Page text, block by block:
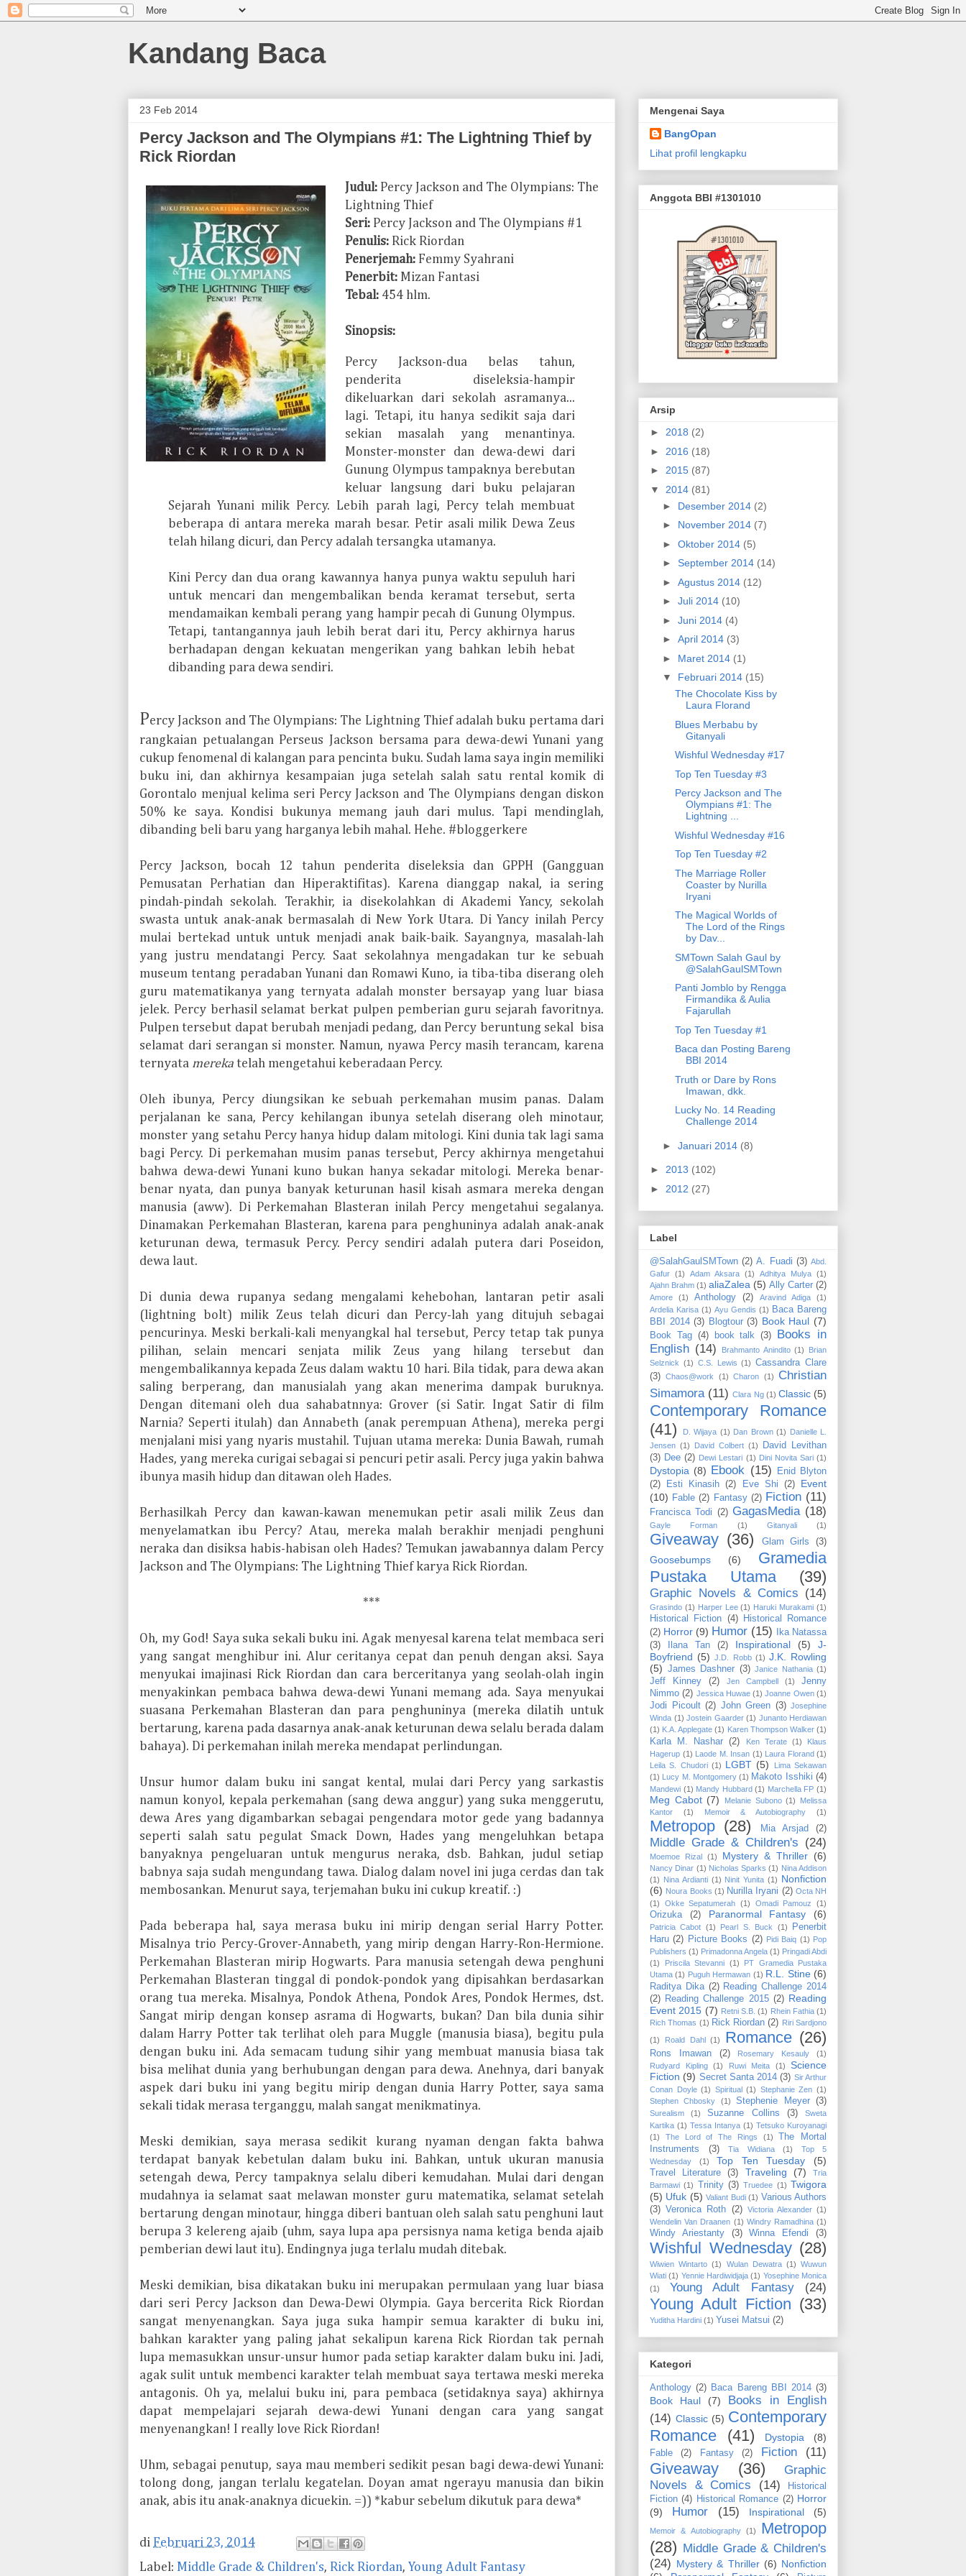
Kandang Baca
23 Feb 2014
Percy Jackson and The Olympians #1: The Lightning Thief by
Rick Riordan
Judul: Percy Jackson and The Olympians: The
Lightning Thief
Seri: Percy Jackson and The Olympians #1
Penulis: Rick Riordan
Penerjemah: Femmy Syahrani
Penerbit: Mizan Fantasi
Tebal: 454 hlm.
Sinopsis:
Percy Jackson-dua belas tahun,
penderita diseleksia-hampir
dikeluarkan dari sekolah asramanya...
lagi. Tetapi, itu hanya sedikit saja dari
sekian masalah yang menantinya.
Monster-monster dan dewa-dewi dari
Gunung Olympus tampaknya berebutan
keluar langsung dari buku pelajaran
Sejarah Yunani milik Percy. Lebih parah lagi, Percy telah membuat
beberapa di antara mereka marah besar. Petir asali milik Dewa Zeus
telah hilang dicuri, dan Percy adalah tersangka utamanya.
Kini Percy dan dua orang kawannya hanya punya waktu sepuluh hari
untuk mencari dan mengembalikan benda keramat tersebut, serta
mendamaikan kembali perang yang hampir pecah di Gunung Olympus.
Tetapi, tantangannya jauh lebih berat dari itu, Percy akhirnya harus
berhadapan dengan kekuatan mengerikan yang bahkan lebih hebat
dibanding para dewa sendiri.
Percy Jackson and The Olympians: The Lightning Thief adalah buku pertama dari
rangkaian petualangan Perseus Jackson bersama para dewa-dewi Yunani yang
cukup fenomenal di kalangan para pencinta buku. Sudah lama saya ingin memiliki
buku ini, dan akhirnya kesampaian juga setelah salah satu rental komik di
Gorontalo menjual kelima seri Percy Jackson and The Olympians dengan diskon
50% ke saya. Kondisi bukunya memang jauh dari mulus. Tapi mendinglah,
dibanding beli baru yang harganya lebih mahal. Hehe. #bloggerkere
Percy Jackson, bocah 12 tahun penderita diseleksia dan GPPH (Gangguan
Pemusatan Perhatian dan Hiperaktifitas). Karena dianggap nakal, ia sering
pindah-pindah sekolah. Terakhir, ia disekolahkan di Akademi Yancy, sekolah
swasta untuk anak-anak bermasalah di New York Utara. Di Yancy inilah Percy
mulai bertekad untuk untuk menjadi anak baik-baik. Sayangnya, masalah-lah
yang justru mendatangi Percy. Saat sekolahnya mengadakan tur ke sebuah
museum tentang peradaban Yunani dan Romawi Kuno, ia tiba-tiba diserang oleh
guru matematikanya yang ternyata adalah monster bersayap yang luar biasa
jelek. Percy berhasil selamat berkat pulpen pemberian guru sejarah favoritnya.
Pulpen tersebut dapat berubah menjadi pedang, dan Percy beruntung sekal bisa
selamat dari serangan si monster. Namun, nyawa Percy masih terancam, karena
ternyata mereka telah mengetahui keberadaan Percy.
Oleh ibunya, Percy diungsikan ke sebuah perkemahan musim panas. Dalam
perjalanan ke sana, Percy kehilangan ibunya setelah diserang oleh minotaur,
monster yang setahu Percy hanya hidup dalam mitologi. Kini dunia tak lagi sama
bagi Percy. Di perkemahan musim panas tersebut, Percy akhirnya mengetahui
bahwa dewa-dewi Yunani kuno bukan hanya sekadar mitologi. Mereka benar-
benar nyata, dan punya banyak keturunan hasil kisah asmara mereka dengan
manusia (aww). Di Perkemahan Blasteran inilah Percy mengetahui segalanya.
Dinamakan Perkemahan Blasteran, karena para penghuninya adalah anak-anak
keturunan dewa, termasuk Percy. Percy sendiri adalah putera dari Poseidon,
dewa laut.
Di dunia dewa rupanya sedang mengalami kehebohan, lantaran petir asali
(lightning bolt) milik Zeus telah dicuri dan Percy-lah yang ditujuh sebagai
pencurinya. Meski berkali-kali menyangkal hal tersebut, Percy tetap tak punya
pilihan, selain mencari senjata milik Zeus yang hilang tersebut dan
mengembalikannya kepada Zeus dalam waktu 10 hari. Bila tidak, para dewa akan
saling berperang, dan manusialah yang akan menerima dampak buruknya.
Dengan ditemani oleh dua sahabatnnya: Grover (si Satir. Ingat Satir di film
Narnia? Seperti itulah) dan Annabeth (anak perempuan Athena), mereka pergi
menjalani misi yang nyaris mustahil. Tujuan utama mereka: Dunia Bawah, rumah
Hades, yang mereka curigai sebagai si pencuri petir asali. Percy juga yakin bahwa
ibunya masih hidup dan ditawan oleh Hades.
Berhasilkah Percy dan kawan-kawan menemukan petir asali milik Zeus dan
menyelamatkan ibu Percy? Atau, mereka malah berakhir menjadi penghuni
neraka dan disiksa habis-habisan oleh Hades? Temukan jawabannya dalam Percy
Jackson and The Olympians: The Lightning Thief karya Rick Riordan.
***
Oh, my God! Saya suka sekali buku ini. Agak menyesal karena telat membaca seri
yang sangat menghibur ini. Alur ceritanya cepat dan penuh dengan aksi. Saya
menyukai imajinasi Rick Riordan dan cara berceritanya yang seolah-olah ingin
menyakinkan pembaca bahwa dewa-dewi Yunani memang ada. Saya menyukai
suasana Perkemahan Blasteran dan para penghuninya (mereka dilatih untuk
bertarung, karena pada dasarnya anak-anak keturunan dewa selalu berada dalam
bahaya). Di perkemahan inilah mereka mendapat perlindungan.
Unsur humor dalam buku ini sangat kental, mulai dari Percy yang sarkastis
namun konyol, kepala perkemahan (sang dewa anggur) yang suka menggerutu,
dewa Ares yang digambarkan sebagai pengendara motor gede yang badannya
seperti salah satu pegulat Smack Down, Hades yang mengeluhkan betapa
banyaknya pengeluaran untuk mengurus neraka, dsb. Bahkan, judul setiap
babnya saja sudah mengundang tawa. Dialog dalam novel ini juga cerdas dan tak
membosankan. Menurut saya, terjemahan buku ini cukup kreatif. :)
Pada beberapa hal, saya merasa buku ini mirip dengan serial Harry Potter.
Misalnya trio Percy-Grover-Annabeth, yang mirip dengan Harry-Ron-Hermione.
Perkemahan Blasteran mirip Hogwarts. Para manusia setengah dewa penghuni
Perkemahan Blasteran tinggal di pondok-pondok yang dipisahkan berdasarkan
orang tua mereka. Misalnya, Pondok Athena, Pondok Ares, Pondok Hermes, dst.
Sangat mirip dengan konsep asrama di Hogwarts, bukan? Dan bila dunia sihir
dalam Harry Potter tak terlihat oleh para Muggle (manusia biasa), begitu pula
dengan buku ini. Ada semacam tudung sihir yang membuat manusia biasa tak
bisa melihat dunia yang berhubungan dengan para dewa. Anehnya, dari banyak
aspek dari buku ini yang begitu mirip dengan dunia Harry Potter, saya sama
sekali tidak merasa terganggu, malah sangat menikmatinya.
Meski demikian, saya merasa sedikit kurang nyaman dengan fakta bahwa
terdapat banyak kebetulan dalam buku ini. Bahkan, untuk ukuran manusia
setengah dewa, Percy tampaknya selalu diberi kemudahan. Mulai dari dengan
mudahnya ia selamat saat melawan monster guru matematika, selamat setelah
bertarung dengan minotaur, hingga diberi bantuan oleh salah satu penghuni laut
berupa 3 kelereng ajaib (uhm, saya lupa apa persisnya nama ketiga benda ajaib
pemberian dewi laut itu). Endingnya juga terlalu mudah ditebak.
Meski demikian, bisa dikatakan buku ini merupakan permulaan yang luar biasa
dari seri Percy Jackson dan Dewa-Dewi Olympia. Gaya bercerita Rick Riordan
sangat menyenangkan. Saya juga suka hampir semua karakter di buku ini,
bahkan karakter yang paling jahat sekalipun karena Rick Riordan tak pernah
lupa memasukkan unsur-unsur humor pada setiap karakter dalam buku ini. Jadi,
agak sulit untuk membenci karakter telah membuat saya tertawa meski mereka
antagonis. Oh ya, melalui buku ini, para pembaca (setidaknya saya) akhirnya
dapat mempelajari sejarah dewa-dewi Yunani dengan cara yang sangat
menyenangkan! I really love Rick Riordan!
Uhm, sebagai penutup, saya mau memberi sedikit pesan bagi dewa-dewi Yunani:
tolong dong, jangan terlalu kegatelan. Doyan amat ngerayu manusia dan bikin
anak, abis itu anak-anaknya dicuekin. =)) *kabur sebelum dikutuk para dewa*
di Februari 23, 2014
Label: Middle Grade & Children's, Rick Riordan, Young Adult Fantasy
Mengenai Saya
BangOpan
Lihat profil lengkapku
Anggota BBI #1301010
Arsip
► 2018 (2)
► 2016 (18)
► 2015 (87)
▼ 2014 (81)
► Desember 2014 (2)
► November 2014 (7)
► Oktober 2014 (5)
► September 2014 (14)
► Agustus 2014 (12)
► Juli 2014 (10)
► Juni 2014 (4)
► April 2014 (3)
► Maret 2014 (1)
▼ Februari 2014 (15)
The Chocolate Kiss by
Laura Florand
Blues Merbabu by
Gitanyali
Wishful Wednesday #17
Top Ten Tuesday #3
Percy Jackson and The
Olympians #1: The
Lightning ...
Wishful Wednesday #16
Top Ten Tuesday #2
The Marriage Roller
Coaster by Nurilla
Iryani
The Magical Worlds of
The Lord of the Rings
by Dav...
SMTown Salah Gaul by
@SalahGaulSMTown
Panti Jomblo by Rengga
Firmandika & Aulia
Fajarullah
Top Ten Tuesday #1
Baca dan Posting Bareng
BBI 2014
Truth or Dare by Rons
Imawan, dkk.
Lucky No. 14 Reading
Challenge 2014
► Januari 2014 (8)
► 2013 (102)
► 2012 (27)
Label
@SalahGaulSMTown (2) A. Fuadi (3) Abd.
Gafur (1) Adam Aksara (1) Adhitya Mulya (1)
Ajahn Brahm (1) aliaZalea (5) Ally Carter (2)
Amore (1) Anthology (2) Aravind Adiga
(1)
Ardelia Karisa (1) Ayu Gendis (1) Baca Bareng
BBI 2014 (3) Blogtour (3) Book Haul (7)
Book Tag (4) book talk (3)
Books in
English (14) Brahmanto Anindito (1)
Brian
Selznick (1) C.S. Lewis (1)
Cassandra Clare
(3)
Chaos@work (1) Charon (1)
Christian
Simamora (11) Clara Ng (1) Classic (5)
Contemporary Romance
(41)
D. Wijaya (1) Dan Brown (1) Danielle L.
Jensen (1) David Colbert (1)
David Levithan
(3) Dee (2) Dewi Lestari (1) Dini Novita Sari (1)
Dystopia (8) Ebook (15)
Enid Blyton
(2)
Esti Kinasih (2) Eve Shi (2)
Event
(10) Fable (2) Fantasy (2) Fiction (11)
Francisca Todi (2) GagasMedia (18)
Gayle Forman (1) Gitanyali (1)
Giveaway (36) Glam Girls (3)
Goosebumps (6)
Gramedia
Pustaka Utama
(39)
Graphic Novels & Comics (14)
Grasindo (1) Harper Lee (1) Haruki Murakami (1)
Historical Fiction (4)
Historical Romance
(2) Horror (9) Humor (15)
Ika Natassa
(3)
Ilana Tan (2) Inspirational (5)
J-
Boyfriend (5) J.D. Robb (1) J.K. Rowling
(5) James Dashner (3) Janice Nathania (1)
Jeff Kinney (2) Jen Campbell (1)
Jenny
Nimmo (2) Jessica Huwae (1) Joanne Owen (1)
Jodi Picoult (2) John Green (3) Josephine
Winda (1) Jostein Gaarder (1) Junanto Herdiawan
(1) K.A. Applegate (1) Karen Thompson Walker (1)
Karla M. Nashar (2) Ken Terate (1)
Klaus
Hagerup (1) Laode M. Insan (1) Laura Florand (1)
Leila S. Chudori (1) LGBT (5)
Lima Sekawan
(1) Lucy M. Montgomery (1) Makoto Isshiki (4)
Mandewi (1) Mandy Hubbard (1) Marchella FP (1)
Meg Cabot (7) Melanie Subono (1)
Melissa
Kantor
(1) Memoir & Autobiography (1)
Metropop (28) Mia Arsjad (2)
Middle Grade & Children's (24)
Moemoe Rizal (1) Mystery & Thriller (6)
Nancy Dinar (1) Nicholas Sparks (1) Nina Addison
(1) Nina Ardianti (1) Ninit Yunita (1) Nonfiction
(6) Noura Books (1) Nurilla Iryani (2) Octa NH
(1)
Okke Sepatumerah (1) Omadi Pamouz (1)
Orizuka (2) Paranormal Fantasy (6)
Patricia Cabot (1) Pearl S. Buck (1)
Penerbit
Haru (2) Picture Books (2) Pidi Baiq (1) Pop
Publishers (1) Primadonna Angela (1) Pringadi Abdi
(1)
Priscila Stevanni (1)
PT Gramedia Pustaka
Utama (1) Puguh Hermawan (1) R.L. Stine (6)
Raditya Dika (2) Reading Challenge 2014
(2) Reading Challenge 2015 (2) Reading
Event 2015 (7) Retni S.B. (1) Rhein Fathia (1)
Rich Thomas (1) Rick Riordan (2) Riri Sardjono
(1)
Roald Dahl (1) Romance (26)
Rons Imawan (2) Rosemary Kesauly
(1)
Rudyard Kipling
(1) Ruwi Meita (1)
Science
Fiction (9) Secret Santa 2014 (3) Sir Arthur
Conan Doyle (1) Spiritual (1) Stephanie Zen (1)
Stephen Chbosky
(1) Stephenie Meyer (3)
Surealism (1) Suzanne Collins (3)
Sweta
Kartika (1) Tessa Intanya (1) Tetsuko Kuroyanagi
(1)
The Lord of The Rings (1)
The Mortal
Instruments
(3) Tia Widiana (1)
Top 5
Wednesday
(1) Top Ten Tuesday (5)
Travel Literature (3) Traveling (7)
Tria
Barmawi (1) Trinity (3) Truedee (1) Twigora
(5) Ufuk (5) Valiant Budi (1) Various Authors
(3) Veronica Roth (2) Victoria Alexander (1)
Wendelin Van Draanen (1) Windry Ramadhina (1)
Windy Ariestanty (3) Winna Efendi (3)
Wishful Wednesday (28)
Wiwien Wintarto (1) Wulan Dewatra (1) Wuwun
Wiati (1) Yennie Hardiwidjaja (1) Yosephine Monica
(1)
Young Adult Fantasy (24)
Young Adult Fiction (33)
Yuditha Hardini (1) Yusei Matsui (2)
Kategori
Anthology (2) Baca Bareng BBI 2014 (3)
Book Haul (7)
Books in English
(14) Classic (5) Contemporary
Romance
(41) Dystopia (8)
Fable (2) Fantasy (2) Fiction (11)
Giveaway (36)
Graphic
Novels & Comics
(14)
Historical
Fiction (4) Historical Romance (2) Horror
(9)
Humor (15) Inspirational (5)
Memoir & Autobiography (1)
Metropop
(28) Middle Grade & Children's
(24) Mystery & Thriller (6) Nonfiction